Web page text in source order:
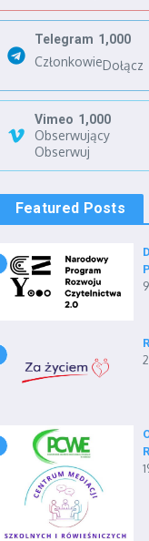
Telegram 1,000
CzłonkowieDołącz
Vimeo 1,000
Obserwujący
Obserwuj
Featured Posts